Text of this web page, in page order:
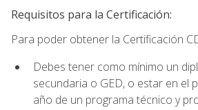
Requisitos para la Certificación:
Para poder obtener la Certificación
Debes tener como mínimo un
secundaria o GED, o estar en el
año de un programa técnico y